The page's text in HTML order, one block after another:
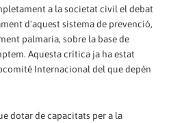
a la societat civil el debat
d'aquest sistema de prevenció,
palmaria, sobre la base de
Aquesta crítica ja ha estat
Internacional del que depèn
dotar de capacitats per a la